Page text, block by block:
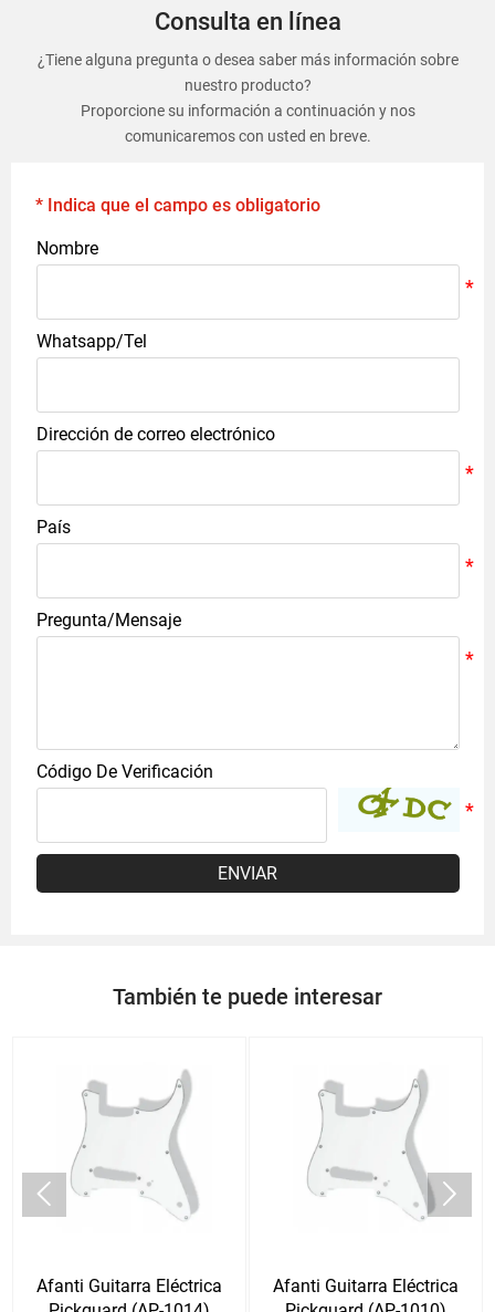
Consulta en línea
¿Tiene alguna pregunta o desea saber más información sobre
nuestro producto?
Proporcione su información a continuación y nos
comunicaremos con usted en breve.
* Indica que el campo es obligatorio
Nombre
Whatsapp/Tel
Dirección de correo electrónico
País
Pregunta/Mensaje
Código De Verificación
ENVIAR
También te puede interesar
Afanti Guitarra Eléctrica
Afanti Guitarra Eléctrica
 